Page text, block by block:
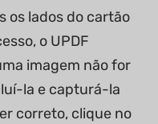
os lados do cartão
o UPDF
imagem não for
la e capturá-la
correto, clique no